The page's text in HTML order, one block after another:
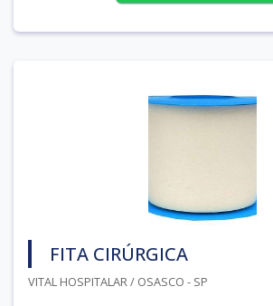
FITA CIRÚRGICA
VITAL HOSPITALAR / OSASCO - SP